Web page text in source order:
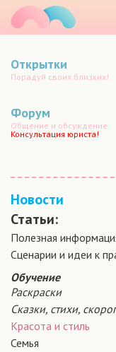
Открытки
Порадуй своих близких!
Форум
Общение и обсуждение.
Консультация юриста!
Новости
Статьи:
Полезная
Сценарии и идеи к
Обучение
Раскраски
Сказки, стихи,
Красота и стиль
Семья